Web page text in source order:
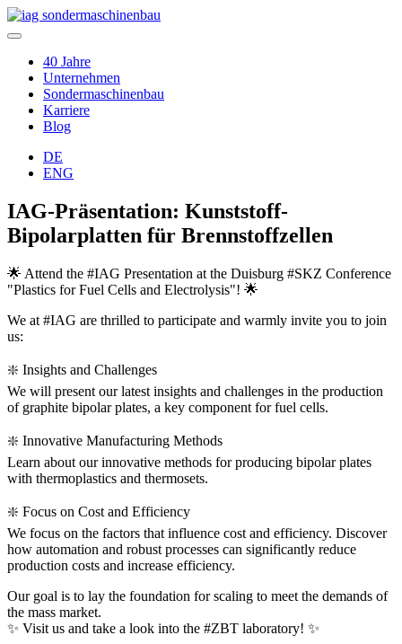
40 Jahre
Unternehmen
Sondermaschinenbau
Karriere
Blog
DE
ENG
IAG-Präsentation: Kunststoff-
Bipolarplatten für Brennstoffzellen
🌟 Attend the #IAG Presentation at the Duisburg #SKZ Conference
"Plastics for Fuel Cells and Electrolysis"! 🌟
We at #IAG are thrilled to participate and warmly invite you to join
us:
❇️ Insights and Challenges
We will present our latest insights and challenges in the production
of graphite bipolar plates, a key component for fuel cells.
❇️ Innovative Manufacturing Methods
Learn about our innovative methods for producing bipolar plates
with thermoplastics and thermosets.
❇️ Focus on Cost and Efficiency
We focus on the factors that influence cost and efficiency. Discover
how automation and robust processes can significantly reduce
production costs and increase efficiency.
Our goal is to lay the foundation for scaling to meet the demands of
the mass market.
✨ Visit us and take a look into the #ZBT laboratory! ✨